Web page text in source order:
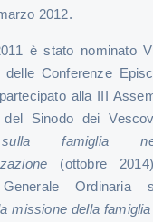
2012.
è stato nominato
Conferenze
alla III
del Sinodo dei
famiglia
(ottobre
Generale
missione della